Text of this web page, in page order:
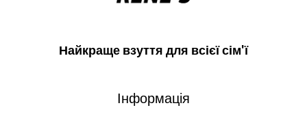
Найкраще взуття для всієї сім'ї
Інформація